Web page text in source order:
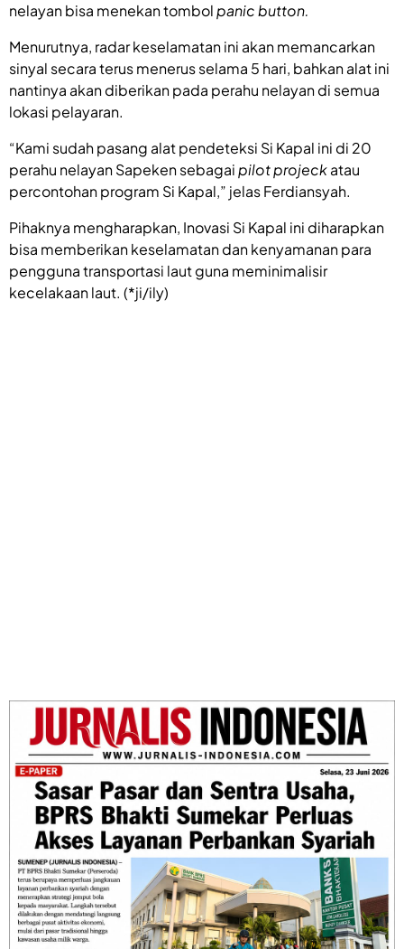
nelayan bisa menekan tombolpanic button.
Menurutnya, radar keselamatan ini akan memancarkan
sinyal secara terus menerus selama 5 hari, bahkan alat ini
nantinya akan diberikan pada perahu nelayan di semua
lokasi pelayaran.
“Kami sudah pasang alat pendeteksi Si Kapal ini di 20
perahu nelayan Sapeken sebagaipilot projeckatau
percontohan program Si Kapal,” jelas Ferdiansyah.
Pihaknya mengharapkan, Inovasi Si Kapal ini diharapkan
bisa memberikan keselamatan dan kenyamanan para
pengguna transportasi laut guna meminimalisir
kecelakaan laut. (*ji/ily)